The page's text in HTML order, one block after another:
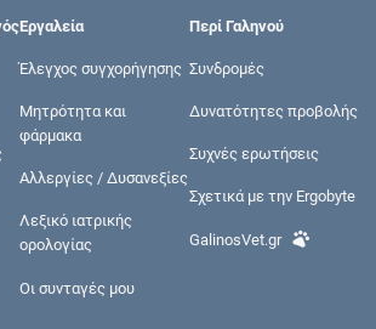
Εργαλεία
Έλεγχος συγχορήγησης
Μητρότητα και
φάρμακα
Αλλεργίες / Δυσανεξίες
Λεξικό ιατρικής
ορολογίας
Οι συνταγές μου
Περί Γαληνού
Συνδρομές
Δυνατότητες προβολής
Συχνές ερωτήσεις
Σχετικά με την Ergobyte
GalinosVet.gr